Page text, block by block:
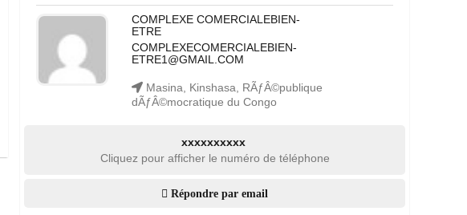
COMPLEXE COMERCIALEBIEN-
ETRE
COMPLEXECOMERCIALEBIEN-
ETRE1@GMAIL.COM
Masina, Kinshasa, RÃƒÂ©publique
dÃƒÂ©mocratique du Congo
xxxxxxxxxx
Cliquez pour afficher le numéro de téléphone
Répondre par email